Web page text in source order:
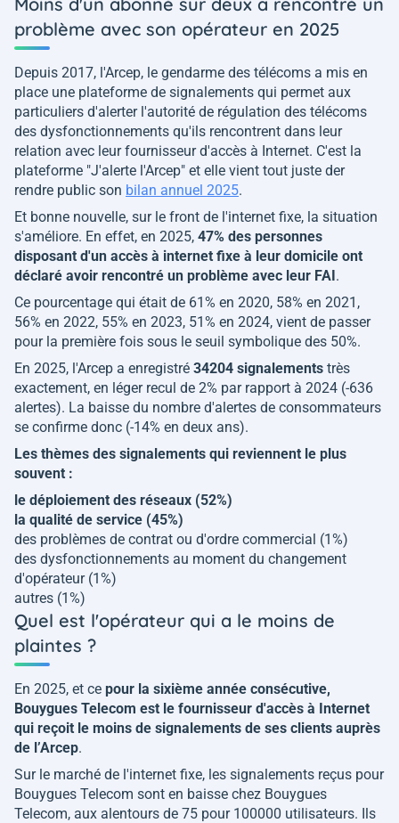
problème avec son opérateur en 2025
Depuis 2017, l'Arcep, le gendarme des télécoms a mis en
place une plateforme de signalements qui permet aux
particuliers d'alerter l'autorité de régulation des télécoms
des dysfonctionnements qu'ils rencontrent dans leur
relation avec leur fournisseur d'accès à Internet. C'est la
plateforme "J'alerte l'Arcep" et elle vient tout juste der
rendre public son bilan annuel 2025.
Et bonne nouvelle, sur le front de l'internet fixe, la situation
s'améliore. En effet, en 2025, 47% des personnes
disposant d'un accès à internet fixe à leur domicile ont
déclaré avoir rencontré un problème avec leur FAI .
Ce pourcentage qui était de 61% en 2020, 58% en 2021,
56% en 2022, 55% en 2023, 51% en 2024, vient de passer
pour la première fois sous le seuil symbolique des 50%.
En 2025, l'Arcep a enregistré 34204 signalements très
exactement, en léger recul de 2% par rapport à 2024 (-636
alertes). La baisse du nombre d'alertes de consommateurs
se confirme donc (-14% en deux ans).
Les thèmes des signalements qui reviennent le plus
souvent :
le déploiement des réseaux (52%)
la qualité de service (45%)
des problèmes de contrat ou d'ordre commercial (1%)
des dysfonctionnements au moment du changement
d'opérateur (1%)
autres (1%)
Quel est l'opérateur qui a le moins de
plaintes ?
En 2025, et ce pour la sixième année consécutive,
Bouygues Telecom est le fournisseur d'accès à Internet
qui reçoit le moins de signalements de ses clients auprès
de l’Arcep.
Sur le marché de l'internet fixe, les signalements reçus pour
Bouygues Telecom sont en baisse chez Bouygues
Telecom, aux alentours de 75 pour 100000 utilisateurs. Ils